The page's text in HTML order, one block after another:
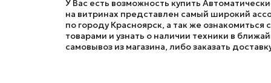
У Вас есть возможность купить
на витринах представлен самый широкий
по городу Красноярск, а так же
товарами и узнать о наличии техники в
самовывоз из магазина, либо заказать